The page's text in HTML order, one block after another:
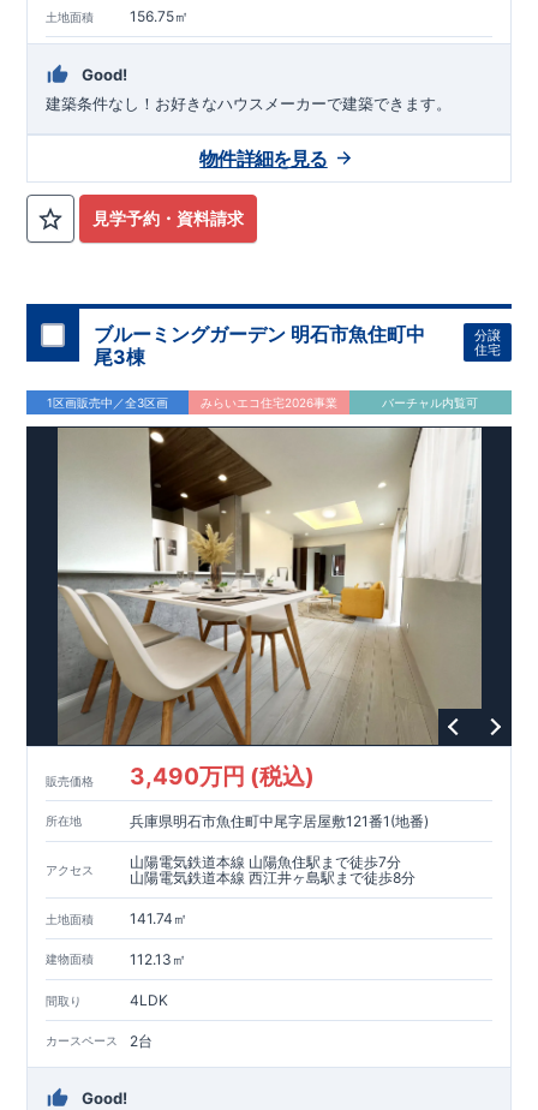
維持するには、定期的な点検を実施することが重要です。
60年間の保証制度がございます。もちろん、定期点検以外でも
土地面積 156.75㎡
Good!
建築条件なし！​お好きなハウスメーカーで建築できます。
見学予約・資料請求
物件詳細を見る
ブルーミングガーデン 明石市魚住町中
尾3棟
分譲
住宅
1区画販売中／全3区画 みらいエコ住宅2026事業 バーチャル内覧可
販売価格 3,490万円 (税込)
所在地 兵庫県明石市魚住町中尾字居屋敷121番1(地番)
アクセス
山陽電気鉄道本線 山陽魚住駅まで徒歩7分
山陽電気鉄道本線 西江井ヶ島駅まで徒歩8分
土地面積 141.74㎡
建物面積 112.13㎡
間取り 4LDK
カースペース 2台
Good!